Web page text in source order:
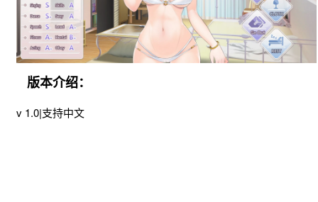
版本介绍：
v 1.0|支持中文